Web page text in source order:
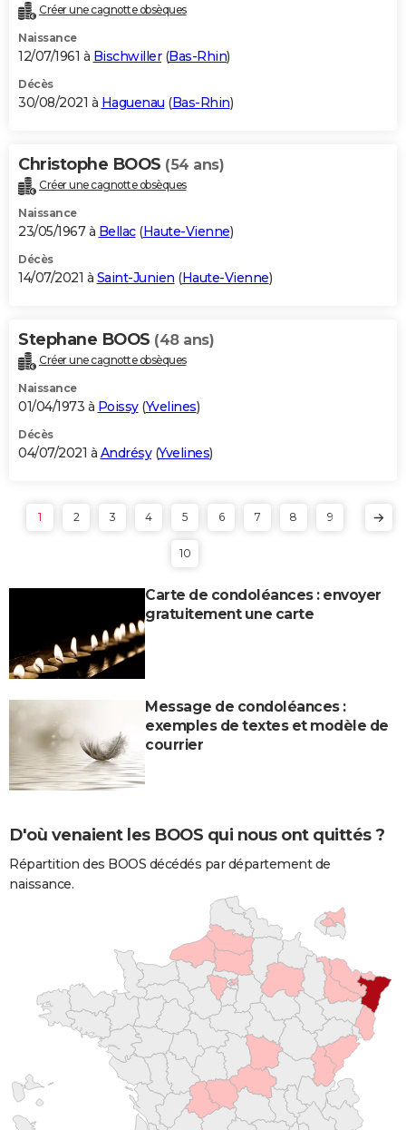
Créer une cagnotte obsèques
Naissance
12/07/1961 à Bischwiller(Bas-Rhin)
Décès
30/08/2021 à Haguenau (Bas-Rhin)
Christophe BOOS (54 ans)
Créer une cagnotte obsèques
Naissance
23/05/1967 à Bellac(Haute-Vienne)
Décès
14/07/2021 à Saint-Junien (Haute-Vienne)
Stephane BOOS (48 ans)
Créer une cagnotte obsèques
Naissance
01/04/1973 à Poissy(Yvelines)
Décès
04/07/2021 à Andrésy(Yvelines)
1 2 3 4 5 6 7 8 9
10
Carte de condoléances : envoyer
gratuitement une carte
Message de condoléances :
exemples de textes et modèle de
courrier
D'où venaient les BOOS qui nous ont quittés ?
Répartition des BOOS décédés par département de
naissance.